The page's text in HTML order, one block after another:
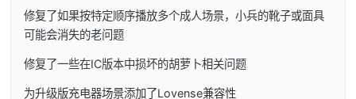
修复了如果按特定顺序播放多个成人场景，小兵的靴子或面具
可能会消失的老问题
修复了一些在IC版本中损坏的胡萝卜相关问题
为升级版充电器场景添加了Lovense兼容性